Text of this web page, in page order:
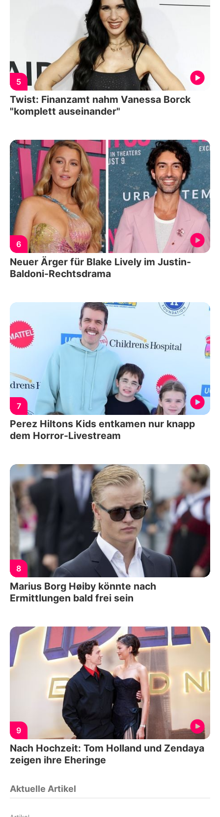
5
Twist: Finanzamt nahm Vanessa Borck
"komplett auseinander"
6
Neuer Ärger für Blake Lively im Justin-
Baldoni-Rechtsdrama
7
Perez Hiltons Kids entkamen nur knapp
dem Horror-Livestream
8
Marius Borg Høiby könnte nach
Ermittlungen bald frei sein
9
Nach Hochzeit: Tom Holland und Zendaya
zeigen ihre Eheringe
Aktuelle Artikel